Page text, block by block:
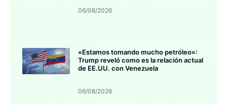
06/08/2026
«Estamos tomando mucho petróleo»:
Trump reveló como es la relación actual
de EE.UU. con Venezuela
06/08/2026